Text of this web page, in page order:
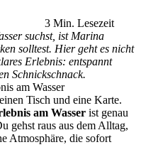
3 Min. Lesezeit
suchst, ist Marina
solltest. Hier geht es nicht
Erlebnis: entspannt
Schnickschnack.
am Wasser
Tisch und eine Karte.
am Wasser ist genau
gehst raus aus dem Alltag,
Atmosphäre, die sofort